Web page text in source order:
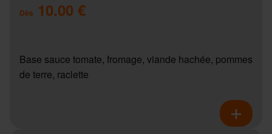
Dès 10.00 €
Base sauce tomate, fromage, viande hachée, pommes
de terre, raclette